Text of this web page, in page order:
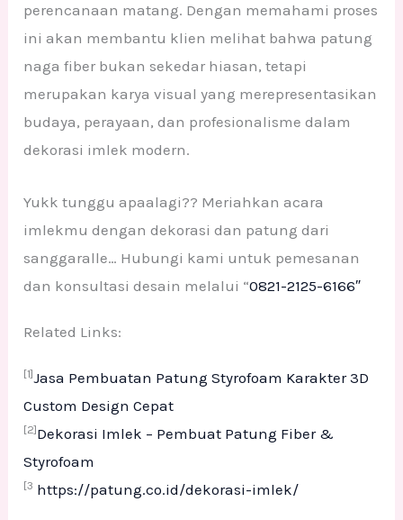
perencanaan matang. Dengan memahami proses
ini akan membantu klien melihat bahwa patung
naga fiber bukan sekedar hiasan, tetapi
merupakan karya visual yang merepresentasikan
budaya, perayaan, dan profesionalisme dalam
dekorasi imlek modern.
Yukk tunggu apaalagi?? Meriahkan acara
imlekmu dengan dekorasi dan patung dari
sanggaralle… Hubungi kami untuk pemesanan
dan konsultasi desain melalui “0821-2125-6166″
Related Links:
[1]Jasa Pembuatan Patung Styrofoam Karakter 3D
Custom Design Cepat
[2]Dekorasi Imlek – Pembuat Patung Fiber &
Styrofoam
[3 https://patung.co.id/dekorasi-imlek/